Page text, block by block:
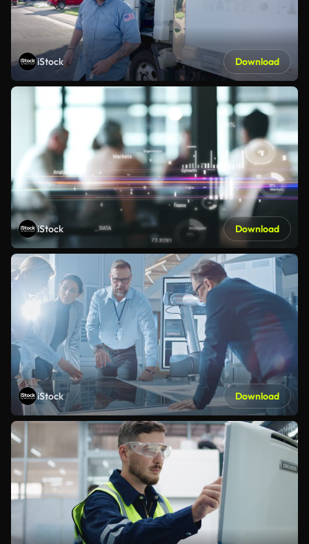
iStock Download
iStock Download
iStock Download